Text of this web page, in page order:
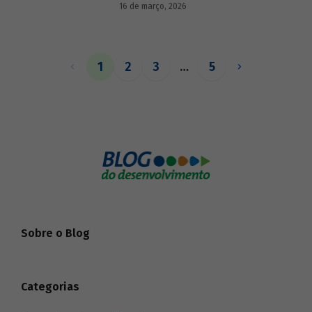
16 de março, 2026
1 2 3 … 5
Sobre o Blog
Categorias